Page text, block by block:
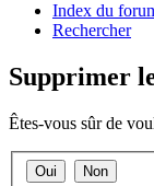
Index du
Rechercher
Supprimer
Êtes-vous sûr de